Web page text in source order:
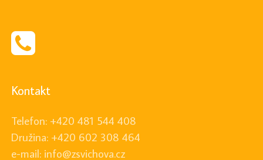
Kontakt
Telefon: +420 481 544 408
Družina: +420 602 308 464
e-mail: info@zsvichova.cz